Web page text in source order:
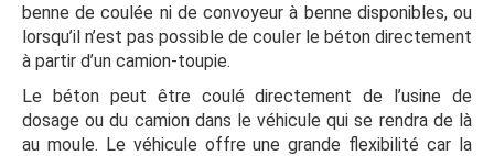
benne de coulée ni de convoyeur à benne disponibles, ou
lorsqu’il n’est pas possible de couler le béton directement
à partir d’un camion-toupie.
Le béton peut être coulé directement de l’usine de
dosage ou du camion dans le véhicule qui se rendra de là
au moule. Le véhicule offre une grande flexibilité car la